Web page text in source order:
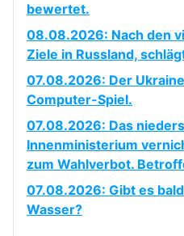
bewertet.
08.08.2026: Nach den
Ziele in Russland,
07.08.2026: Der
Computer-Spiel.
07.08.2026: Das
Innenministerium
zum Wahlverbot.
07.08.2026: Gibt es
Wasser?